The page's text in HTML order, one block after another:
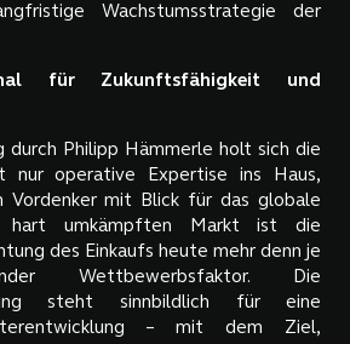
Wachstumsstrategie der
für Zukunftsfähigkeit und
durch Philipp Hämmerle holt sich die
nur operative Expertise ins Haus,
Vordenker mit Blick für das globale
hart umkämpften Markt ist die
des Einkaufs heute mehr denn je
Wettbewerbsfaktor. Die
steht sinnbildlich für eine
– mit dem Ziel,